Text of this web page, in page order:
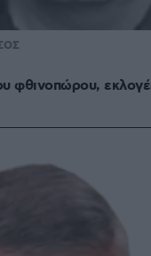
φθινοπώρου,